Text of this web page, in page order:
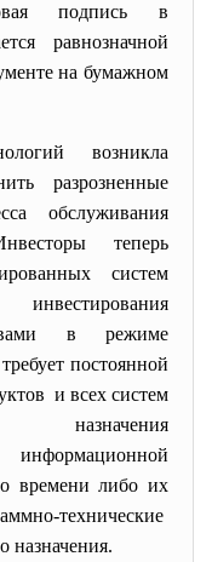
подпись в
равнозначной
на бумажном
возникла
разрозненные
обслуживания
теперь
систем
в режиме
постоянной
и всех систем
назначения
времени либо их
технические
назначения.